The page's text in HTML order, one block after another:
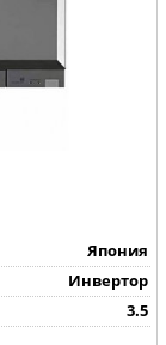
Япония
Инвертор
3.5